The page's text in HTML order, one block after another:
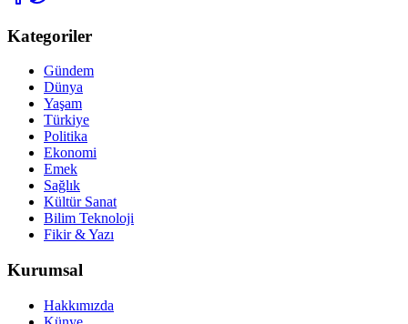
Kategoriler
Gündem
Dünya
Yaşam
Türkiye
Politika
Ekonomi
Emek
Sağlık
Kültür Sanat
Bilim Teknoloji
Fikir & Yazı
Kurumsal
Hakkımızda